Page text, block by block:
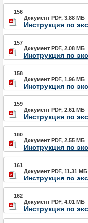
156
Документ PDF, 3.88 МБ
Инструкция по
157
Документ PDF, 2.08 МБ
Инструкция по
158
Документ PDF, 1.96 МБ
Инструкция по
159
Документ PDF, 2.61 МБ
Инструкция по
160
Документ PDF, 2.55 МБ
Инструкция по
161
Документ PDF, 11.31 МБ
Инструкция по
162
Документ PDF, 4.01 МБ
Инструкция по